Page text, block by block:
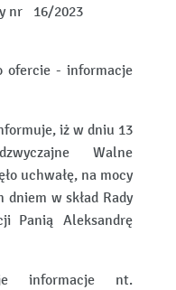
nr 16/2023
- informacje
iż w dniu 13
Walne
uchwałę, na mocy
dniem w skład Rady
Panią Aleksandrę
informacje nt.